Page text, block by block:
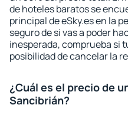
de hoteles baratos se
principal de eSky.es en la
seguro de si vas a poder
inesperada, comprueba si
posibilidad de cancelar la
¿Cuál es el precio de
Sancibrián?